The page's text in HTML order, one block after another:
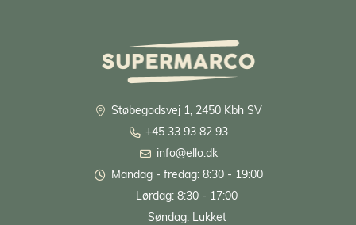
Støbegodsvej 1, 2450 Kbh SV
+45 33 93 82 93
info@ello.dk
Mandag - fredag: 8:30 - 19:00
Lørdag: 8:30 - 17:00
Søndag: Lukket